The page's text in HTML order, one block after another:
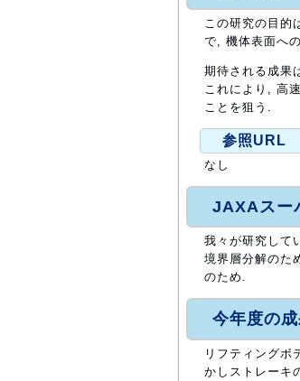
この研究の目的
で, 機体表面へ
期待される成果
これにより, 高
ことを狙う.
参照URL
なし
JAXAスー
我々が研究して
境界層分解のた
のため.
今年度の
リフティングボ
かしストレーキ